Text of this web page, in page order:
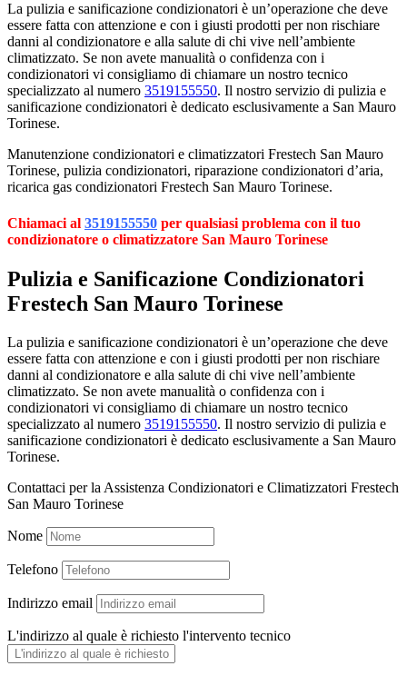
La pulizia e sanificazione condizionatori è un’operazione che deve
essere fatta con attenzione e con i giusti prodotti per non rischiare
danni al condizionatore e alla salute di chi vive nell’ambiente
climatizzato. Se non avete manualità o confidenza con i
condizionatori vi consigliamo di chiamare un nostro tecnico
specializzato al numero 3519155550. Il nostro servizio di pulizia e
sanificazione condizionatori è dedicato esclusivamente a San Mauro
Torinese.
Manutenzione condizionatori e climatizzatori Frestech San Mauro
Torinese, pulizia condizionatori, riparazione condizionatori d’aria,
ricarica gas condizionatori Frestech San Mauro Torinese.
Chiamaci al 3519155550 per qualsiasi problema con il tuo
condizionatore o climatizzatore San Mauro Torinese
Pulizia e Sanificazione Condizionatori
Frestech San Mauro Torinese
La pulizia e sanificazione condizionatori è un’operazione che deve
essere fatta con attenzione e con i giusti prodotti per non rischiare
danni al condizionatore e alla salute di chi vive nell’ambiente
climatizzato. Se non avete manualità o confidenza con i
condizionatori vi consigliamo di chiamare un nostro tecnico
specializzato al numero 3519155550. Il nostro servizio di pulizia e
sanificazione condizionatori è dedicato esclusivamente a San Mauro
Torinese.
Contattaci per la Assistenza Condizionatori e Climatizzatori Frestech
San Mauro Torinese
Nome
Telefono
Indirizzo email
L'indirizzo al quale è richiesto l'intervento tecnico